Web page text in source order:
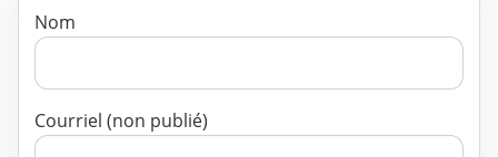
Nom
Courriel (non publié)